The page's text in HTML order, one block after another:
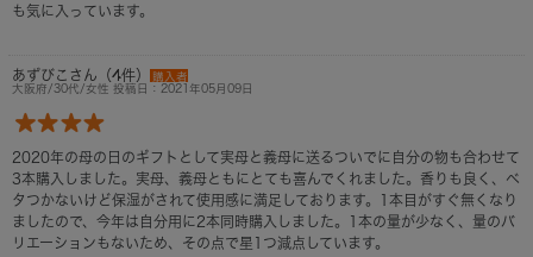
も気に入っています。
あずびこさん（4件）
購入者
大阪府/30代/女性 投稿日：2021年05月09日
2020年の母の日のギフトとして実母と義母に送るついでに自分の物も合わせて
3本購入しました。実母、義母ともにとても喜んでくれました。香りも良く、ベ
タつかないけど保湿がされて使用感に満足しております。1本目がすぐ無くなり
ましたので、今年は自分用に2本同時購入しました。1本の量が少なく、量のバ
リエーションもないため、その点で星1つ減点しています。